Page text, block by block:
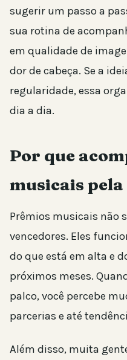
sugerir um passo a
sua rotina de
em qualidade de
dor de cabeça. Se a
regularidade, essa
dia a dia.
Por que
musicais pela
Prêmios musicais não
vencedores. Eles
do que está em alta e
próximos meses.
palco, você percebe
parcerias e até
Além disso, muita